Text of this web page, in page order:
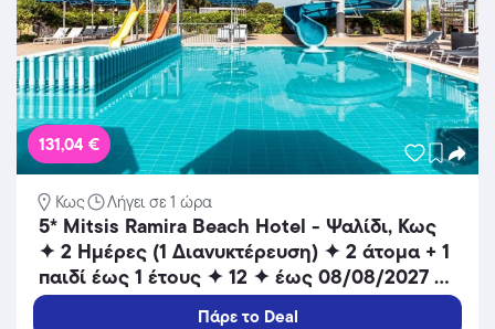
131,04 €
Κως Λήγει σε 1 ώρα
5* Mitsis Ramira Beach Hotel - Ψαλίδι, Κως
✦ 2 Ημέρες (1 Διανυκτέρευση) ✦ 2 άτομα + 1
παιδί έως 1 έτους ✦ 12 ✦ έως 08/08/2027 ✦
Μπροστά στην παραλία!
Πάρε το Deal